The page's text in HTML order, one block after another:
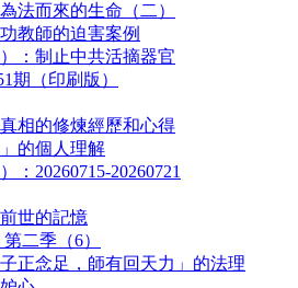
法而來的生命（二）
教師的迫害案例
：制止中共活摘器官
期（印刷版）
相的修煉經歷和心得
的個人理解
：20260715-20260721
世的記憶
二季（6）
正念足，師有回天力」的法理